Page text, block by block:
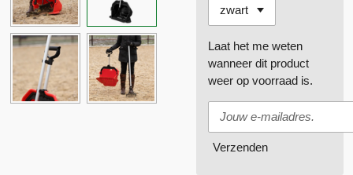
Laat het me weten
wanneer dit product
weer op voorraad is.
Verzenden